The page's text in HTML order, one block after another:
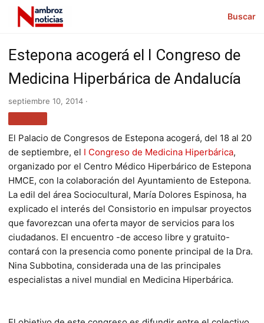
Buscar
Estepona acogerá el I Congreso de
Medicina Hiperbárica de Andalucía
septiembre 10, 2014 ·
El Palacio de Congresos de Estepona acogerá, del 18 al 20
de septiembre, el I Congreso de Medicina Hiperbárica,
organizado por el Centro Médico Hiperbárico de Estepona
HMCE, con la colaboración del Ayuntamiento de Estepona.
La edil del área Sociocultural, María Dolores Espinosa, ha
explicado el interés del Consistorio en impulsar proyectos
que favorezcan una oferta mayor de servicios para los
ciudadanos. El encuentro -de acceso libre y gratuito-
contará con la presencia como ponente principal de la Dra.
Nina Subbotina, considerada una de las principales
especialistas a nivel mundial en Medicina Hiperbárica.